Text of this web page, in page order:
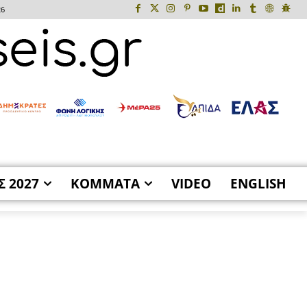
2027 ΚΟΜΜΑΤΑ VIDEO ENGLISH